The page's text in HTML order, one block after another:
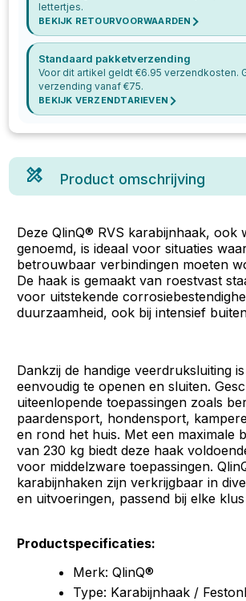
lettertjes.
BEKIJK RETOURVOORWAARDEN
Standaard pakketverzending
Voor dit artikel geldt €6.95 verzendkosten.
verzending vanaf €75.
BEKIJK VERZENDTARIEVEN
Product omschrijving
Deze QlinQ® RVS karabijnhaak, ook
genoemd, is ideaal voor situaties
betrouwbaar verbindingen moeten
De haak is gemaakt van roestvast
voor uitstekende
duurzaamheid, ook bij intensief
Dankzij de handige veerdruksluiting
eenvoudig te openen en sluiten.
uiteenlopende toepassingen zoals
paardensport, hondensport,
en rond het huis. Met een maximale
van 230 kg biedt deze haak
voor middelzware toepassingen.
karabijnhaken zijn verkrijgbaar in
en uitvoeringen, passend bij elke
Productspecificaties:
Merk: QlinQ®
Type: Karabijnhaak /